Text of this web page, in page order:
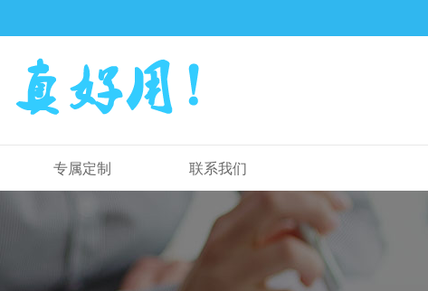
专属定制 联系我们